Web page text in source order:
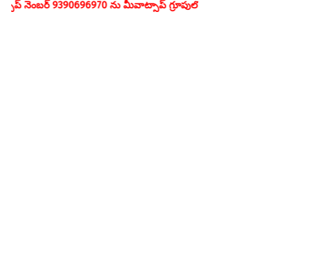
ను మీవాట్సాప్ గ్రూపులో add చేయగలరు www.apedu.in.